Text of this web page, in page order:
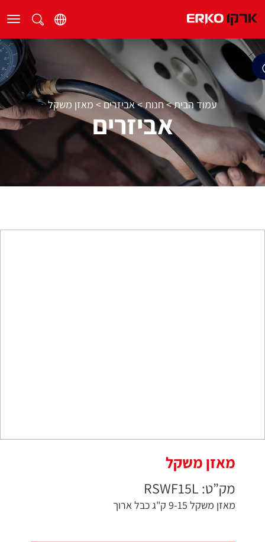
עמוד הבית>חנות>אביזרים> מאזן משקל
אביזרים
מאזן משקל
מק”ט: RSWF15L
מאזן משקל 9-15 ק"ג כבל ארוך